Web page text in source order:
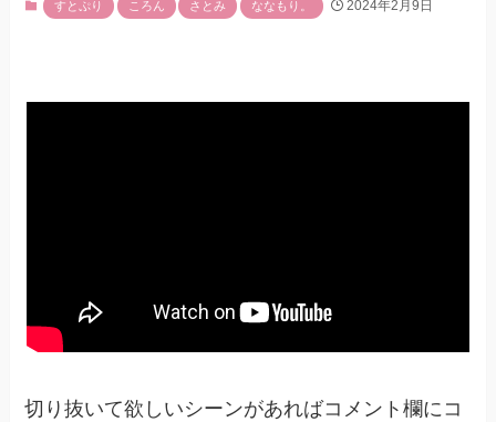
すとぷり ころん さとみ ななもり。 2024年2月9日
切り抜いて欲しいシーンがあればコメント欄にコ